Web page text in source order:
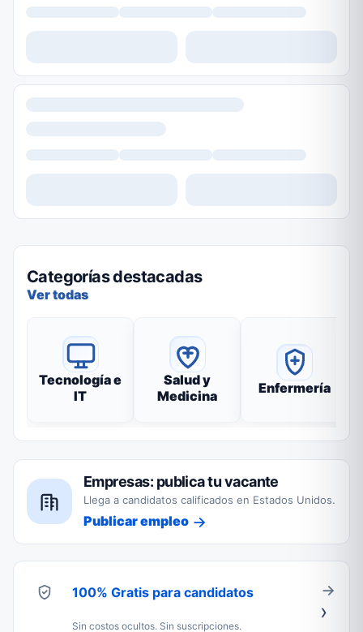
Categorías destacadas
Ver todas
Tecnología e
IT
Salud y
Medicina
Enfermería
Empresas: publica tu vacante
Llega a candidatos calificados en Estados Unidos.
Publicar empleo
100% Gratis para candidatos
Sin costos ocultos. Sin suscripciones.